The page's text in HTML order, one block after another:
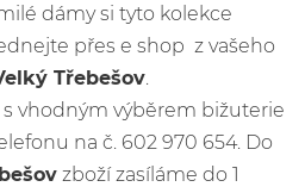
dámy si tyto kolekce
přes e shop z vašeho
Třebešov
vhodným výběrem bižuterie
na č. 602 970 654. Do
zboží zasíláme do 1